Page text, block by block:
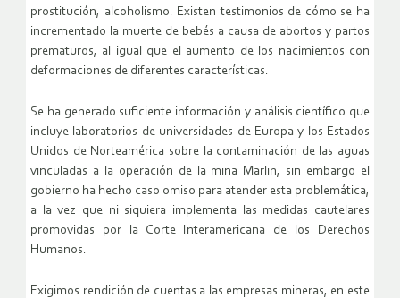
prostitución, alcoholismo. Existen testimonios de cómo se ha
incrementado la muerte de bebés a causa de abortos y partos
prematuros, al igual que el aumento de los nacimientos con
deformaciones de diferentes características.
Se ha generado suficiente información y análisis científico que
incluye laboratorios de universidades de Europa y los Estados
Unidos de Norteamérica sobre la contaminación de las aguas
vinculadas a la operación de la mina Marlin, sin embargo el
gobierno ha hecho caso omiso para atender esta problemática,
a la vez que ni siquiera implementa las medidas cautelares
promovidas por la Corte Interamericana de los Derechos
Humanos.
Exigimos rendición de cuentas a las empresas mineras, en este